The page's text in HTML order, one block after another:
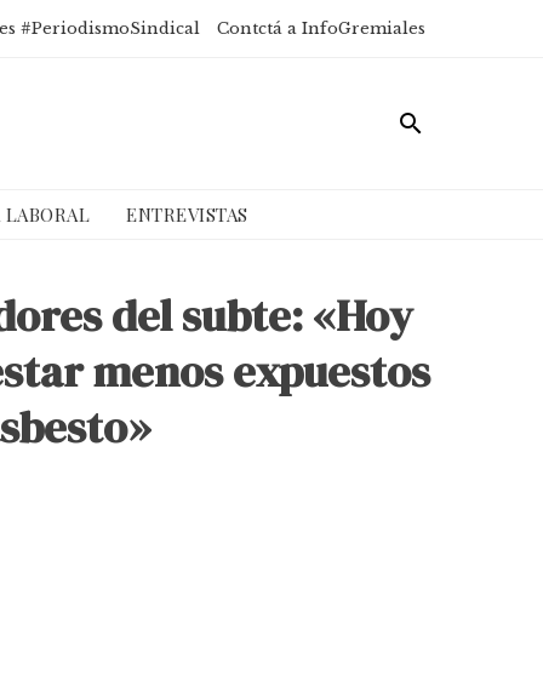
#PeriodismoSindical Contctá a InfoGremiales
LABORAL ENTREVISTAS
del subte: «Hoy
menos expuestos